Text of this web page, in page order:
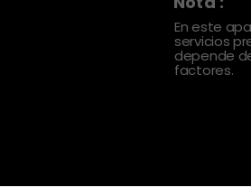
En este
servicios
depende
factores.